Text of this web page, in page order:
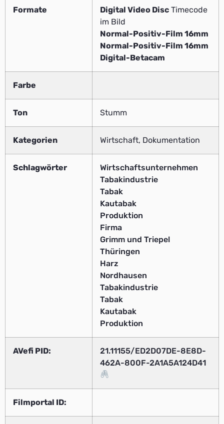
Formate Digital Video Disc Timecode
im Bild
Normal-Positiv-Film 16mm
Normal-Positiv-Film 16mm
Digital-Betacam
Farbe
Ton Stumm
Kategorien Wirtschaft, Dokumentation
Schlagwörter
Wirtschaftsunternehmen
Tabakindustrie
Tabak
Kautabak
Produktion
Firma
Grimm und Triepel
Thüringen
Harz
Nordhausen
Tabakindustrie
Tabak
Kautabak
Produktion
AVefi PID:
21.11155/ED2D07DE-8E8D-
462A-800F-2A1A5A124D41
Filmportal ID: